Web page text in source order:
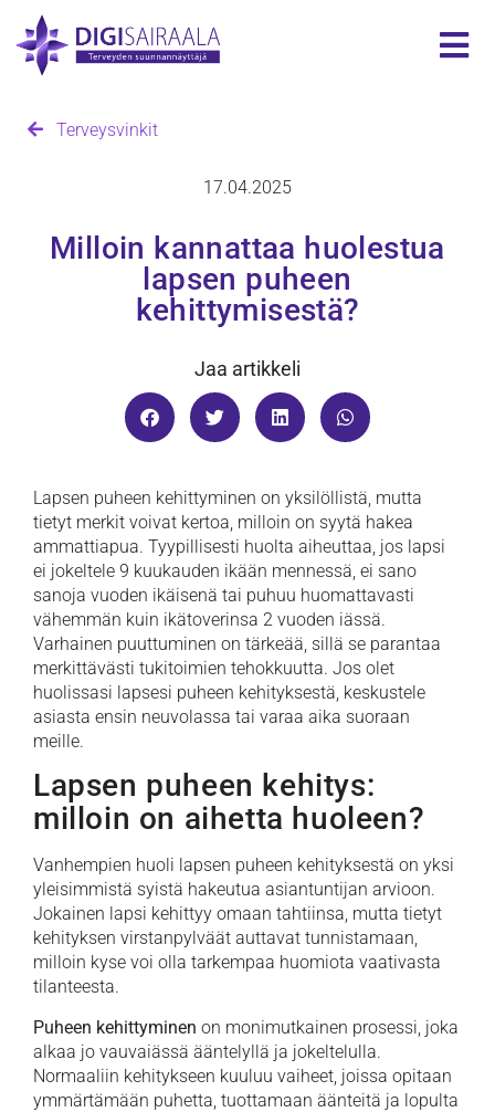
Terveysvinkit
17.04.2025
Milloin kannattaa huolestua
lapsen puheen
kehittymisestä?
Jaa artikkeli
Lapsen puheen kehittyminen on yksilöllistä, mutta
tietyt merkit voivat kertoa, milloin on syytä hakea
ammattiapua. Tyypillisesti huolta aiheuttaa, jos lapsi
ei jokeltele 9 kuukauden ikään mennessä, ei sano
sanoja vuoden ikäisenä tai puhuu huomattavasti
vähemmän kuin ikätoverinsa 2 vuoden iässä.
Varhainen puuttuminen on tärkeää, sillä se parantaa
merkittävästi tukitoimien tehokkuutta. Jos olet
huolissasi lapsesi puheen kehityksestä, keskustele
asiasta ensin neuvolassa tai varaa aika suoraan
meille.
Lapsen puheen kehitys:
milloin on aihetta huoleen?
Vanhempien huoli lapsen puheen kehityksestä on yksi
yleisimmistä syistä hakeutua asiantuntijan arvioon.
Jokainen lapsi kehittyy omaan tahtiinsa, mutta tietyt
kehityksen virstanpylväät auttavat tunnistamaan,
milloin kyse voi olla tarkempaa huomiota vaativasta
tilanteesta.
Puheen kehittyminen on monimutkainen prosessi, joka
alkaa jo vauvaiässä ääntelyllä ja jokeltelulla.
Normaaliin kehitykseen kuuluu vaiheet, joissa opitaan
ymmärtämään puhetta, tuottamaan äänteitä ja lopulta